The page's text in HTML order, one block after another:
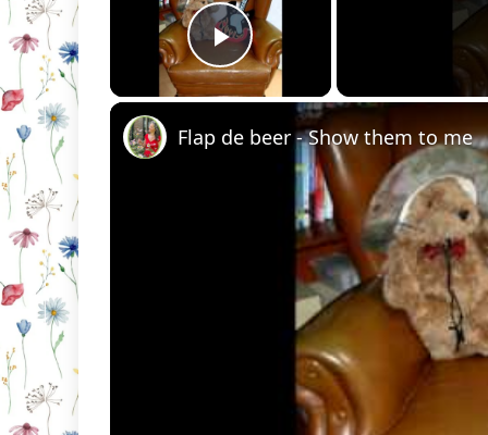
Play Video
Flap de beer - Show them to me